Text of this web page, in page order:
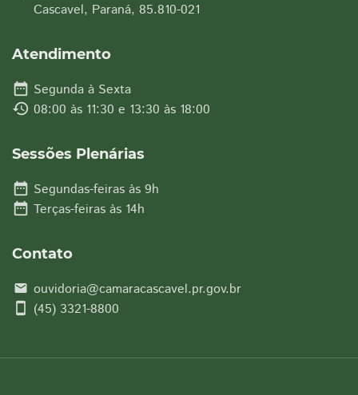
Cascavel, Paraná, 85.810-021
Atendimento
date_range Segunda à Sexta
history 08:00 às 11:30 e 13:30 às 18:00
Sessões Plenárias
date_range Segundas-feiras às 9h
date_range Terças-feiras às 14h
Contato
email ouvidoria@camaracascavel.pr.gov.br
smartphone (45) 3321-8800